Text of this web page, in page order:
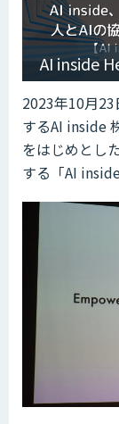
AI inside
2023年10月
するAI inside
をはじめとし
する「AI